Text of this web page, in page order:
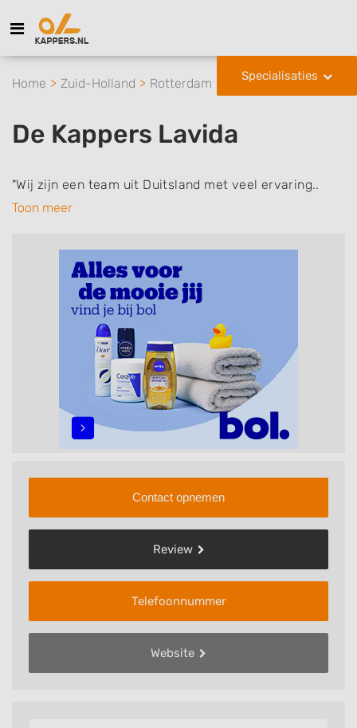
Specialisaties
Home Zuid-Holland Rotterdam De Kappers Lavida
De Kappers Lavida
"Wij zijn een team uit Duitsland met veel ervaring..
Toon meer
Contact opnemen
Review
Telefoonnummer
Website